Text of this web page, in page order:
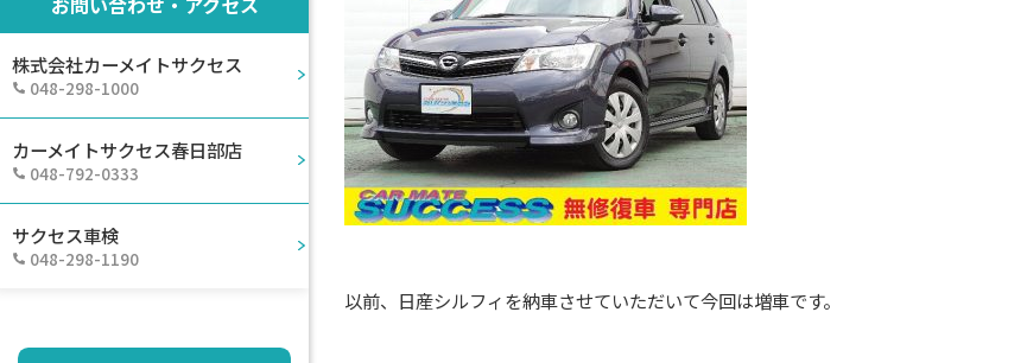
株式会社カーメイトサクセス
048-298-1000
カーメイトサクセス春日部店
048-792-0333
サクセス車検
048-298-1190
以前、日産シルフィを納車させていただいて今回は増車です。